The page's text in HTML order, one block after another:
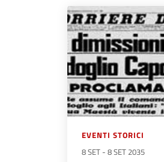
EVENTI STORICI
8 SET - 8 SET 2035